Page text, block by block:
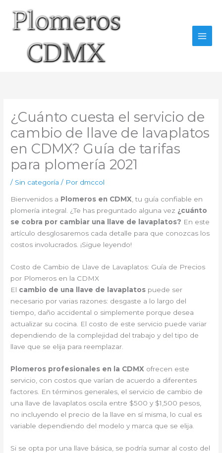
contenido
¿Cuánto cuesta el servicio de
cambio de llave de lavaplatos
en CDMX? Guía de tarifas
para plomería 2021
/ Sin categoría / Por dmccol
Bienvenidos a Plomeros en CDMX, tu guía confiable en
plomería integral. ¿Te has preguntado alguna vez ¿cuánto
se cobra por cambiar una llave de lavaplatos? En este
artículo desglosaremos cada detalle para que conozcas los
costos involucrados. ¡Sigue leyendo!
Costo de Cambio de Llave de Lavaplatos: Guía de Precios
por Plomeros en la CDMX
El cambio de una llave de lavaplatos puede ser
necesario por varias razones: desgaste a lo largo del
tiempo, daño accidental o simplemente porque desea
actualizar su cocina. El costo de este servicio puede variar
dependiendo de la complejidad del trabajo y del tipo de
llave que se elija para reemplazar.
Plomeros profesionales en la CDMX ofrecen este
servicio, con costos que varían de acuerdo a diferentes
factores. En términos generales, el servicio de cambio de
una llave de lavaplatos oscila entre $500 y $1,500 pesos,
no incluyendo el precio de la llave en sí misma, lo cual es
variable dependiendo del modelo y marca que se elija.
Si se opta por una llave básica, se podría sumar al costo del